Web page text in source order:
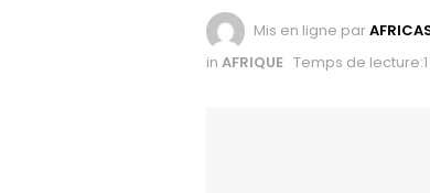
Mis en ligne par
in AFRIQUE Temps de